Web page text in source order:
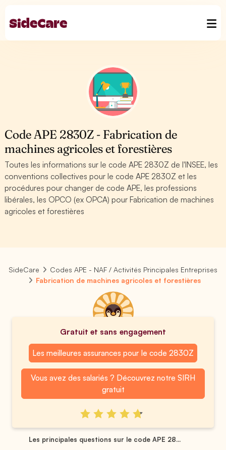
Code APE 2830Z - Fabrication de
machines agricoles et forestières
Toutes les informations sur le code APE 2830Z de l'INSEE, les
conventions collectives pour le code APE 2830Z et les
procédures pour changer de code APE, les professions
libérales, les OPCO (ex OPCA) pour Fabrication de machines
agricoles et forestières
SideCare
Codes APE - NAF / Activités Principales Entreprises
Fabrication de machines agricoles et forestières
Gratuit et sans engagement
Les meilleures assurances pour le code 2830Z
Vous avez des salariés ? Découvrez notre SIRH
gratuit
Les principales questions sur le code APE 28...